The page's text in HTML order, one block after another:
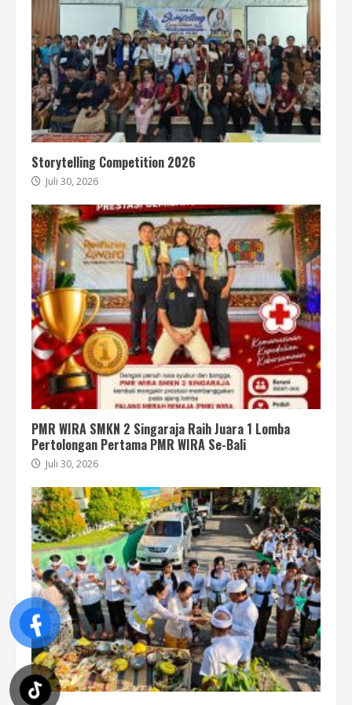
Storytelling Competition 2026
Juli 30, 2026
PMR WIRA SMKN 2 Singaraja Raih Juara 1 Lomba
Pertolongan Pertama PMR WIRA Se-Bali
Juli 30, 2026